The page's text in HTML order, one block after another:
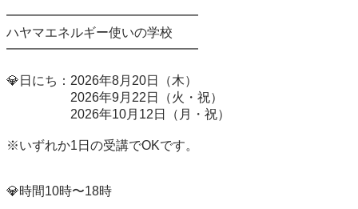
━━━━━━━━━━━━━━━
ハヤマエネルギー使いの学校
━━━━━━━━━━━━━━━
💎日にち：2026年8月20日（木）
2026年9月22日（火・祝）
2026年10月12日（月・祝）
※いずれか1日の受講でOKです。
💎時間10時〜18時